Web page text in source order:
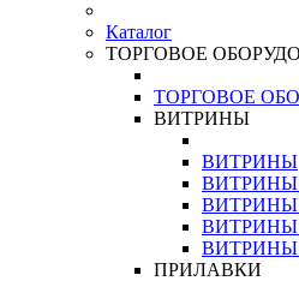
Каталог
ТОРГОВОЕ
ТОРГОВОЕ
ВИТРИНЫ
ВИТРИНЫ
ВИТРИНЫ
ПРИЛАВКИ